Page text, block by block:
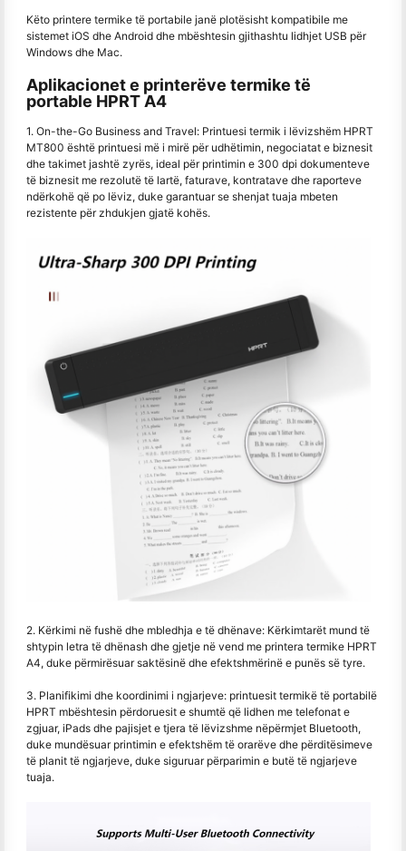
Këto printere termike të portabile janë plotësisht kompatibile me
sistemet iOS dhe Android dhe mbështesin gjithashtu lidhjet USB për
Windows dhe Mac.
Aplikacionet e printerëve termike të
portable HPRT A4
1. On-the-Go Business and Travel: Printuesi termik i lëvizshëm HPRT
MT800 është printuesi më i mirë për udhëtimin, negociatat e biznesit
dhe takimet jashtë zyrës, ideal për printimin e 300 dpi dokumenteve
të biznesit me rezolutë të lartë, faturave, kontratave dhe raporteve
ndërkohë që po lëviz, duke garantuar se shenjat tuaja mbeten
rezistente për zhdukjen gjatë kohës.
2. Kërkimi në fushë dhe mbledhja e të dhënave: Kërkimtarët mund të
shtypin letra të dhënash dhe gjetje në vend me printera termike HPRT
A4, duke përmirësuar saktësinë dhe efektshmërinë e punës së tyre.
3. Planifikimi dhe koordinimi i ngjarjeve: printuesit termikë të portabilë
HPRT mbështesin përdoruesit e shumtë që lidhen me telefonat e
zgjuar, iPads dhe pajisjet e tjera të lëvizshme nëpërmjet Bluetooth,
duke mundësuar printimin e efektshëm të orarëve dhe përditësimeve
të planit të ngjarjeve, duke siguruar përparimin e butë të ngjarjeve
tuaja.